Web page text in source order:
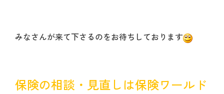
みなさんが来て下さるのをお待ちしております
保険の相談・見直しは保険ワールド